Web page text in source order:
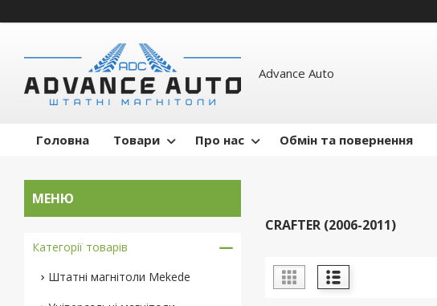
Advance Auto
Головна Товари Про нас Обмін та повернення
CRAFTER (2006-2011)
Категорії товарів
Штатні магнітоли Mekede